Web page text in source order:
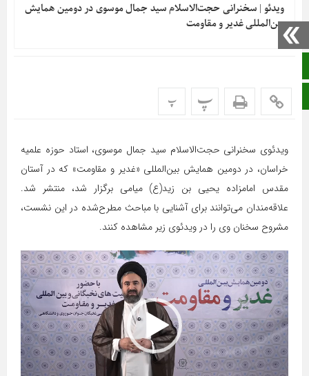
ویدئو | سخنرانی حجت‌الاسلام سید جمال موسوی در دومین همایش
بین‌المللی غدیر و مقاومت
پ پ
ویدئوی سخنرانی حجت‌الاسلام سید جمال موسوی، استاد حوزه علمیه
خراسان، در دومین همایش بین‌المللی «غدیر و مقاومت» که در آستان
مقدس امامزاده یحیی بن زید(ع) میامی برگزار شد، منتشر شد.
علاقه‌مندان می‌توانند برای آشنایی با مباحث مطرح‌شده در این نشست،
مشروح سخنان وی را در ویدئوی زیر مشاهده کنند.
نمایشگر
ویدیو